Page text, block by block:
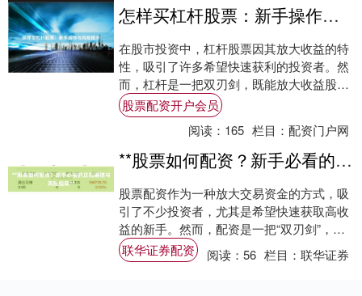
怎样买杠杆股票：新手操作与风险提示
在股市投资中，杠杆股票因其放大收益的特
性，吸引了许多希望快速获利的投资者。然
而，杠杆是一把双刃剑，既能放大收益股票
配资开户会员，也会放大亏损。本文将详细
介绍怎样....
股票配资开户会员
阅读： 165 栏目：配资门户网
**股票如何配资？新手必看的正规渠道与风险指南**
股票配资作为一种放大交易资金的方式，吸
引了不少投资者，尤其是希望快速获取高收
益的新手。然而，配资是一把“双刃剑”，既
能成倍放大收益，也可能导致巨额亏损。本
文将为....
联华证券配资 阅读：56 栏目：联华证券